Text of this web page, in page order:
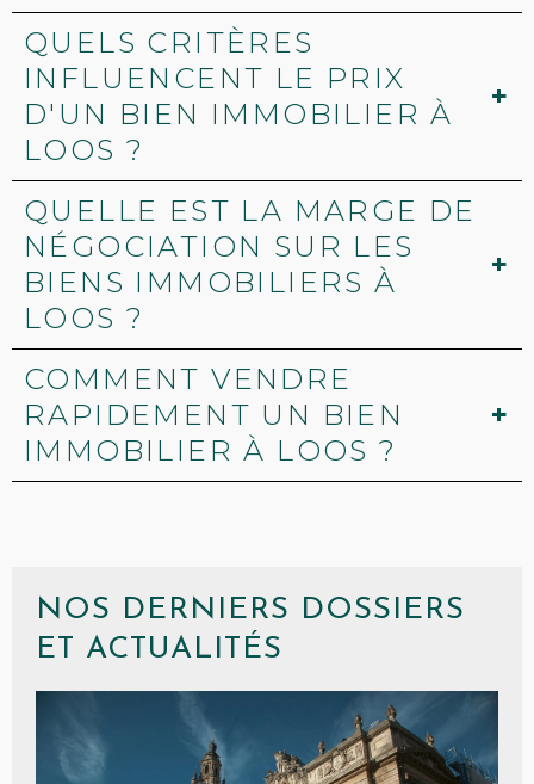
QUELS CRITÈRES
INFLUENCENT LE PRIX
D'UN BIEN IMMOBILIER À
LOOS ?
QUELLE EST LA MARGE DE
NÉGOCIATION SUR LES
BIENS IMMOBILIERS À
LOOS ?
COMMENT VENDRE
RAPIDEMENT UN BIEN
IMMOBILIER À LOOS ?
NOS DERNIERS DOSSIERS
ET ACTUALITÉS